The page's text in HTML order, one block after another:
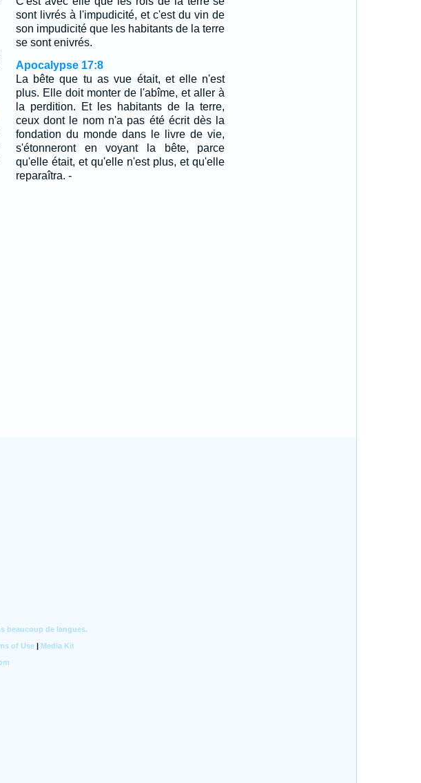
sont livrés à l'impudicité, et c'est du vin de
son impudicité que les habitants de la terre
se sont enivrés.
Apocalypse 17:8
La bête que tu as vue était, et elle n'est
plus. Elle doit monter de l'abîme, et aller à
la perdition. Et les habitants de la terre,
ceux dont le nom n'a pas été écrit dès la
fondation du monde dans le livre de vie,
s'étonneront en voyant la bête, parce
qu'elle était, et qu'elle n'est plus, et qu'elle
reparaîtra. -